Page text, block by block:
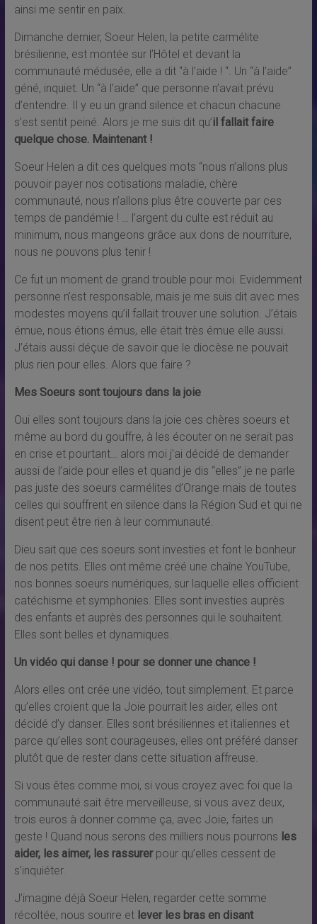
ainsi me sentir en paix.
Dimanche dernier, Soeur Helen, la petite carmélite
brésilienne, est montée sur l’Hôtel et devant la
communauté médusée, elle a dit “à l’aide ! “. Un “à l’aide”
géné, inquiet. Un “à l’aide” que personne n’avait prévu
d’entendre. Il y eu un grand silence et chacun chacune
s’est sentit peiné. Alors je me suis dit qu’il fallait faire
quelque chose. Maintenant !
Soeur Helen a dit ces quelques mots “nous n’allons plus
pouvoir payer nos cotisations maladie, chère
communauté, nous n’allons plus être couverte par ces
temps de pandémie ! … l’argent du culte est réduit au
minimum, nous mangeons grâce aux dons de nourriture,
nous ne pouvons plus tenir !
Ce fut un moment de grand trouble pour moi. Evidemment
personne n’est responsable, mais je me suis dit avec mes
modestes moyens qu’il fallait trouver une solution. J’étais
émue, nous étions émus, elle était très émue elle aussi.
J’étais aussi déçue de savoir que le diocèse ne pouvait
plus rien pour elles. Alors que faire ?
Mes Soeurs sont toujours dans la joie
Oui elles sont toujours dans la joie ces chères soeurs et
même au bord du gouffre, à les écouter on ne serait pas
en crise et pourtant… alors moi j’ai décidé de demander
aussi de l’aide pour elles et quand je dis “elles” je ne parle
pas juste des soeurs carmélites d’Orange mais de toutes
celles qui souffrent en silence dans la Région Sud et qui ne
disent peut être rien à leur communauté.
Dieu sait que ces soeurs sont investies et font le bonheur
de nos petits. Elles ont même créé une chaîne YouTube,
nos bonnes soeurs numériques, sur laquelle elles officient
catéchisme et symphonies. Elles sont investies auprès
des enfants et auprès des personnes qui le souhaitent.
Elles sont belles et dynamiques.
Un vidéo qui danse ! pour se donner une chance !
Alors elles ont crée une vidéo, tout simplement. Et parce
qu’elles croient que la Joie pourrait les aider, elles ont
décidé d’y danser. Elles sont brésiliennes et italiennes et
parce qu’elles sont courageuses, elles ont préféré danser
plutôt que de rester dans cette situation affreuse.
Si vous êtes comme moi, si vous croyez avec foi que la
communauté sait être merveilleuse, si vous avez deux,
trois euros à donner comme ça, avec Joie, faites un
geste ! Quand nous serons des milliers nous pourrons les
aider, les aimer, les rassurerpour qu’elles cessent de
s’inquiéter.
J’imagine déjà Soeur Helen, regarder cette somme
récoltée, nous sourire et lever les bras en disant